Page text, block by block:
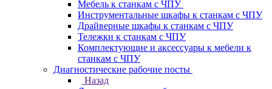
Мебель к станкам с ЧПУ
Инструментальные шкафы к станкам с ЧПУ
Драйверные шкафы к станкам с ЧПУ
Тележки к станкам с ЧПУ
Комплектующие и аксессуары к мебели к
станкам с ЧПУ
Диагностические рабочие посты
Назад